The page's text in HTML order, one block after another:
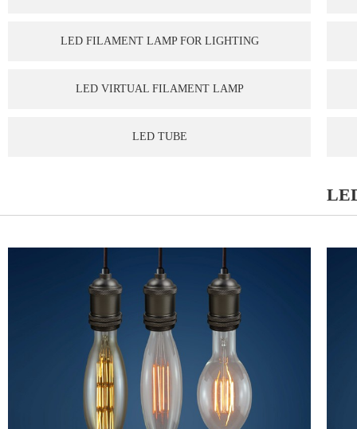
LED FILAMENT LAMP FOR LIGHTING
LED VIRTUAL FILAMENT LAMP
LED TUBE